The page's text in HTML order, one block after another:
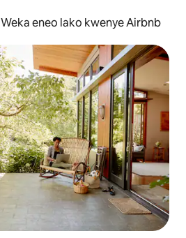
Weka eneo lako kwenye Airbnb